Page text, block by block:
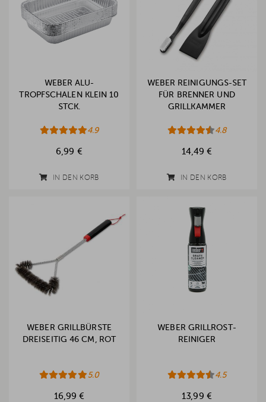
WEBER ALU-
TROPFSCHALEN KLEIN 10
STCK.
4.9
6,99 €
IN DEN KORB
WEBER REINIGUNGS-SET
FÜR BRENNER UND
GRILLKAMMER
4.8
14,49 €
IN DEN KORB
WEBER GRILLBÜRSTE
DREISEITIG 46 CM, ROT
5.0
16,99 €
WEBER GRILLROST-
REINIGER
4.5
13,99 €